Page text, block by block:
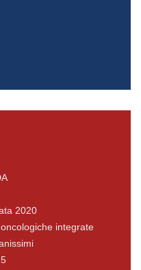
2020
integrate